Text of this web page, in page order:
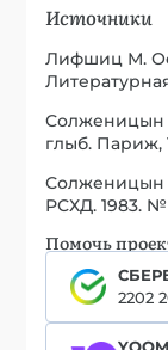
Источники
Лифшиц М.
Солженицын
глыб. Париж,
Солженицын
РСХД. 1983. №
Помочь
2202